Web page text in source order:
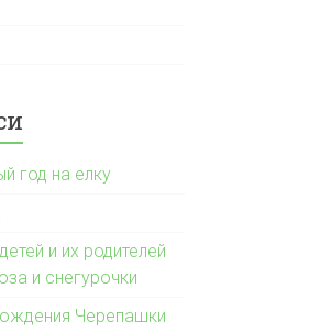
год на елку
и их родителей
и снегурочки
Черепашки